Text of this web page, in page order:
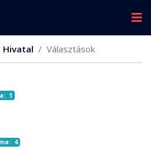
Hivatal Választások
1
4